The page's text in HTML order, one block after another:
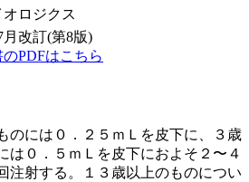
オロジクス
月改訂(第8版)
PDFはこちら
のには０．２５ｍＬを皮下に、３歳
は０．５ｍＬを皮下におよそ２〜４
注射する。１３歳以上のものについ